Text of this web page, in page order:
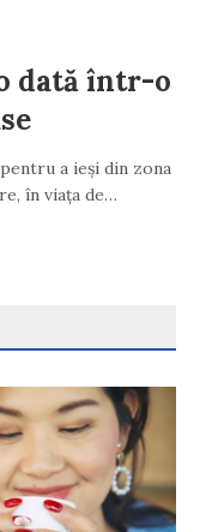
dată într-o
a ieși din zona
în viața de…